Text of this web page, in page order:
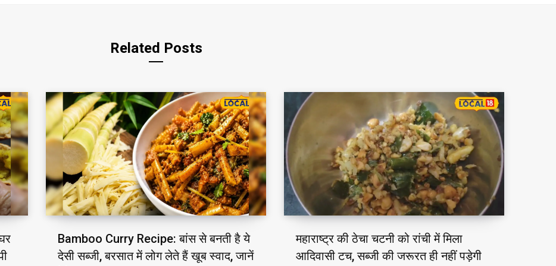
Related Posts
Bamboo Curry Recipe: बांस से बनती है ये
देसी सब्जी, बरसात में लोग लेते हैं खूब स्वाद, जानें
महाराष्ट्र की ठेचा चटनी को रांची में मिला
आदिवासी टच, सब्जी की जरूरत ही नहीं पड़ेगी